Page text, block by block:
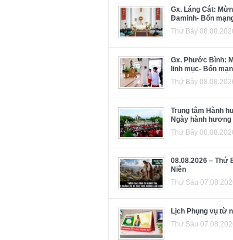
Gx. Láng Cát:
Đaminh- Bổn
Thứ Bảy
Gx. Phước Bình:
linh mục- Bổn
Thứ Bảy
Trung tâm Hành
Ngày hành hương
Thứ Bảy
08.08.2026 – Thứ
Niên
Thứ Sáu
Lịch Phụng vụ từ
Thứ Sáu